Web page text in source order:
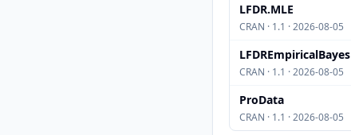
LFDR.MLE
CRAN · 1.1 · 2026-08-05
LFDREmpiricalBayes
CRAN · 1.1 · 2026-08-05
ProData
CRAN · 1.1 · 2026-08-05